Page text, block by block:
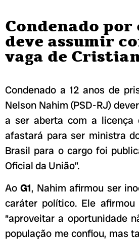
Condenado
deve assumir
vaga de
Condenado a 12 anos de
Nelson Nahim (PSD-RJ)
a ser aberta com a licença
afastará para ser ministra
Brasil para o cargo foi
Oficial da União”.
AoG1, Nahim afirmou ser
caráter político. Ele
“aproveitar a oportunidade
população me confiou, mas